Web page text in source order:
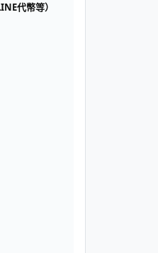
代幣等）